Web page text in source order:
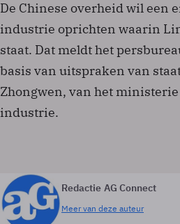
De Chinese overheid wil een
industrie oprichten waarin
staat. Dat meldt het
basis van uitspraken van
Zhongwen, van het
industrie.
Redactie AG Connect
Meer van deze auteur